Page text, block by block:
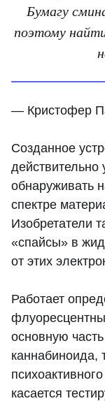
Бумагу
поэтому
— Кристофер
Созданное
действительно
обнаруживать
спектре
Изобретатели
«спайсы» в
от этих
Работает
основную
каннабиноида,
касается